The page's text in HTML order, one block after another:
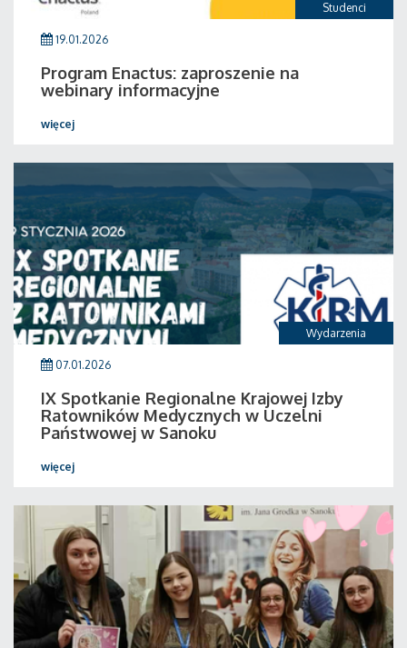
Studenci
19.01.2026
Program Enactus: zaproszenie na
webinary informacyjne
więcej
Wydarzenia
07.01.2026
IX Spotkanie Regionalne Krajowej Izby
Ratowników Medycznych w Uczelni
Państwowej w Sanoku
więcej